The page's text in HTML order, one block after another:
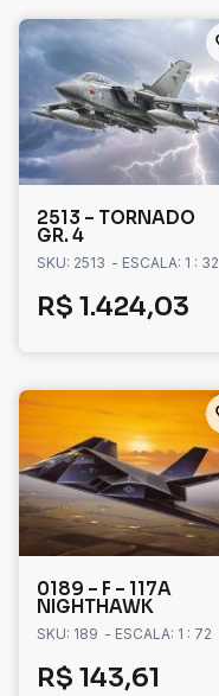
2513 – TORNADO
GR. 4
SKU: 2513 - ESCALA: 1 : 32
R$ 1.424,03
0189 – F – 117A
NIGHTHAWK
SKU: 189 - ESCALA: 1 : 72
R$ 143,61